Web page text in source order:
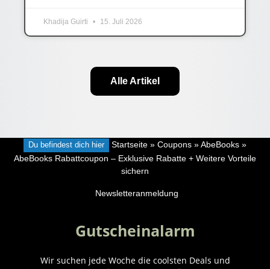
Khadija Guirti 15. Juli 2026
Alle Artikel
Du befindest dich hier Startseite » Coupons » AbeBooks »
AbeBooks Rabattcoupon – Exklusive Rabatte + Weitere Vorteile
sichern
Newsletteranmeldung
Gutscheinalarm
Wir suchen jede Woche die coolsten Deals und